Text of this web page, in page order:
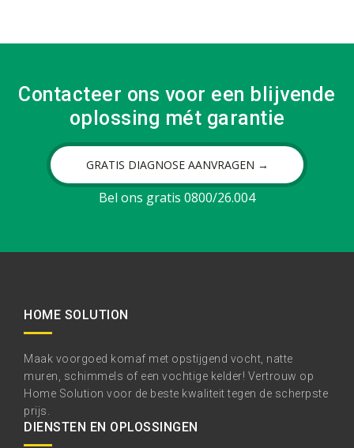
Contacteer ons voor een blijvende
oplossing mét garantie
GRATIS DIAGNOSE AANVRAGEN →
Bel ons gratis 0800/26.004
HOME SOLUTION
Maak voorgoed komaf met opstijgend vocht, natte
muren, schimmels of een vochtige kelder! Vertrouw op
Home Solution voor de beste kwaliteit tegen de scherpste
prijs.
DIENSTEN EN OPLOSSINGEN